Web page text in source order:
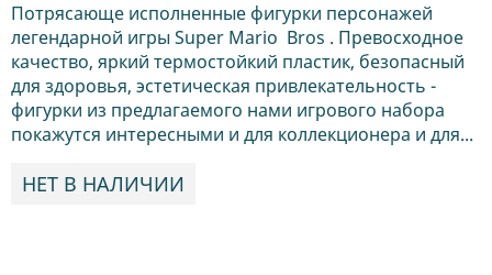
Потрясающе исполненные фигурки персонажей
легендарной игры Super Mario Bros . Превосходное
качество, яркий термостойкий пластик, безопасный
для здоровья, эстетическая привлекательность -
фигурки из предлагаемого нами игрового набора
покажутся интересными и для коллекционера и для...
НЕТ В НАЛИЧИИ